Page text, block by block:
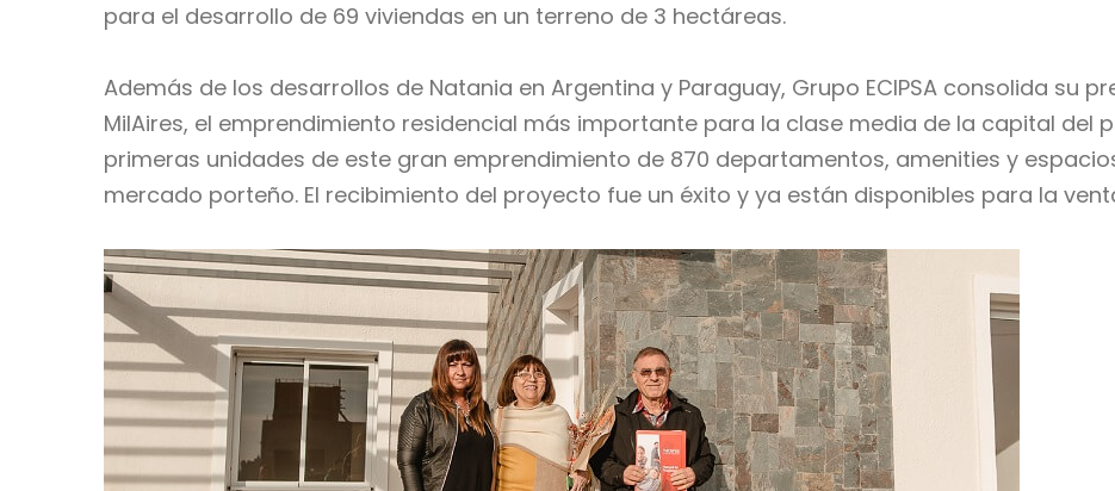
para el desarrollo de 69 viviendas en un terreno de 3 hectáreas.
Además de los desarrollos de Natania en Argentina y Paraguay, Grupo ECIPSA consolida su
MilAires, el emprendimiento residencial más importante para la clase media de la capital del
primeras unidades de este gran emprendimiento de 870 departamentos, amenities y
mercado porteño. El recibimiento del proyecto fue un éxito y ya están disponibles para la